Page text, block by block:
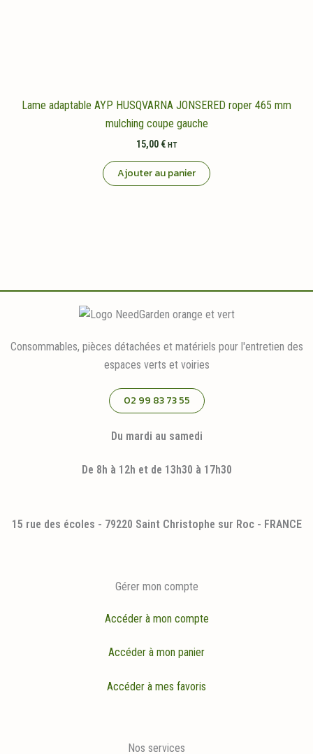
Lame adaptable AYP HUSQVARNA JONSERED roper 465 mm
mulching coupe gauche
15,00 € HT
Ajouter au panier
Consommables, pièces détachées et matériels pour l'entretien des
espaces verts et voiries
02 99 83 73 55
Du mardi au samedi
De 8h à 12h et de 13h30 à 17h30
15 rue des écoles - 79220 Saint Christophe sur Roc - FRANCE
Gérer mon compte
Accéder à mon compte
Accéder à mon panier
Accéder à mes favoris
Nos services